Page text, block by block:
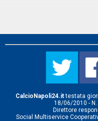
CalcioNapoli24.ittestata
18/06/2010 -
Direttore
Social Multiservice